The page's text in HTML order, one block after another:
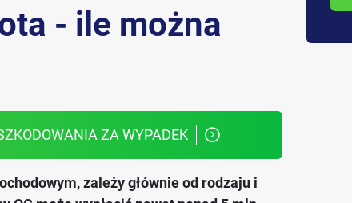
- ile można
ZA WYPADEK
zależy głównie od rodzaju i